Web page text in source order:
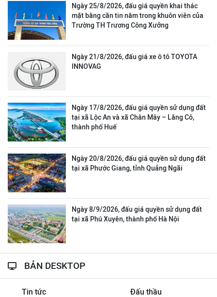
Ngày 25/8/2026, đấu giá quyền khai thác
mặt bằng căn tin nằm trong khuôn viên của
Trường TH Trương Công Xưởng
Ngày 21/8/2026, đấu giá xe ô tô TOYOTA
INNOVAG
Ngày 17/8/2026, đấu giá quyền sử dụng đất
tại xã Lộc An và xã Chân Mây – Lăng Cô,
thành phố Huế
Ngày 20/8/2026, đấu giá quyền sử dụng đất
tại xã Phước Giang, tỉnh Quảng Ngãi
Ngày 8/9/2026, đấu giá quyền sử dụng đất
tại xã Phú Xuyên, thành phố Hà Nội
BẢN DESKTOP
Tin tức Đấu thầu